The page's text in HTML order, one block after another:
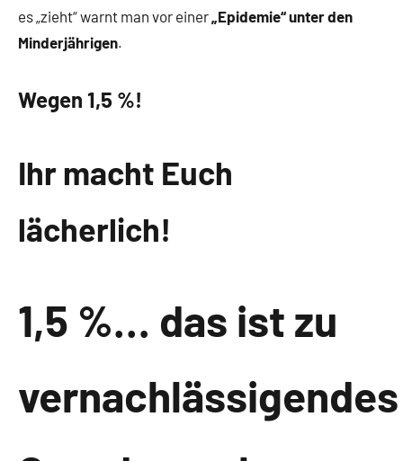
es „zieht“ warnt man vor einer „Epidemie“ unter den
Minderjährigen.
Wegen 1,5 %!
Ihr macht Euch
lächerlich!
1,5 %… das ist zu
vernachlässigendes